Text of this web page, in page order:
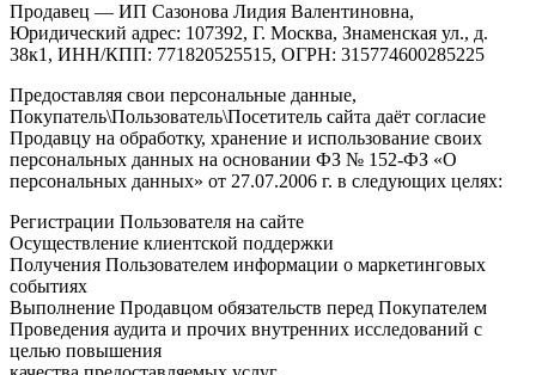
Продавец — ИП Сазонова Лидия Валентиновна,
Юридический адрес: 107392, Г. Москва, Знаменская ул., д.
38к1, ИНН/КПП: 771820525515, ОГРН: 315774600285225
Предоставляя свои персональные данные,
Покупатель\Пользователь\Посетитель сайта даёт согласие
Продавцу на обработку, хранение и использование своих
персональных данных на основании ФЗ № 152-ФЗ «О
персональных данных» от 27.07.2006 г. в следующих целях:
Регистрации Пользователя на сайте
Осуществление клиентской поддержки
Получения Пользователем информации о маркетинговых
событиях
Выполнение Продавцом обязательств перед Покупателем
Проведения аудита и прочих внутренних исследований с
целью повышения